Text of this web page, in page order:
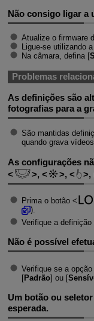
Não consigo ligar a
Atualize o firmware
Ligue-se utilizando
Na câmara, defina [
Problemas
As definições são
fotografias para a
São mantidas
quando grava vídeos.
As configurações
,
, ,
Prima o botão
).
Verifique a definição
Não é possível
Verifique se a opção
[Padrão] ou [
Um botão ou
esperada.